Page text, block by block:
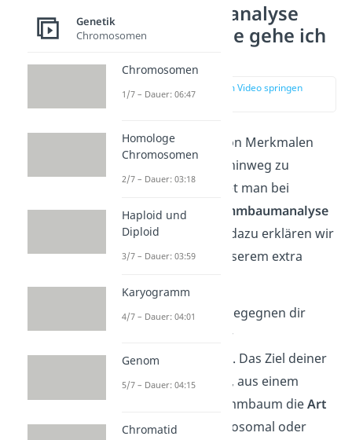
Stammbaumanalyse
Aufgaben: Wie gehe ich
zur Stelle im Video springen
(00:14)
Um das Auftreten von Merkmalen
über Generationen hinweg zu
untersuchen, wendet man bei
Menschen eine
Stammbaumanalyse
an. Die Grundlagen dazu erklären wir
dir ausführlich in unserem extra
Auch in Prüfungen begegnen dir
häufig Aufgaben zur
Stammbaumanalyse. Das Ziel deiner
Untersuchung ist es, aus einem
„unbekannten“ Stammbaum dieArt
der Vererbung
– autosomal oder
Genetik
Chromosomen
Chromosomen
1/7 – Dauer: 06:47
Homologe
Chromosomen
2/7 – Dauer: 03:18
Haploid und
Diploid
3/7 – Dauer: 03:59
Karyogramm
4/7 – Dauer: 04:01
Genom
5/7 – Dauer: 04:15
Chromatid